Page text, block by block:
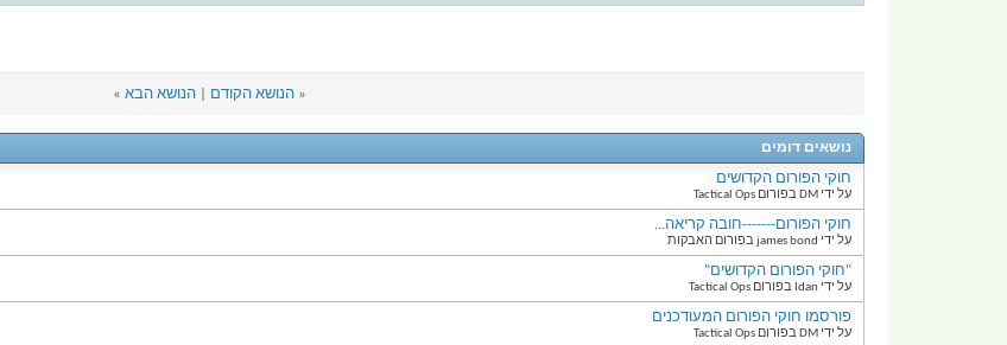
« הנושא הקודם |הנושא הבא »
נושאים דומים
חוקי הפורום הקדושים
על ידי DM בפורום Tactical Ops
חוקי הפורום-------חובה קריאה...
על ידי james bond בפורום האבקות
"חוקי הפורום הקדושים"
על ידי Idan בפורום Tactical Ops
פורסמו חוקי הפורום המעודכנים
על ידי DM בפורום Tactical Ops